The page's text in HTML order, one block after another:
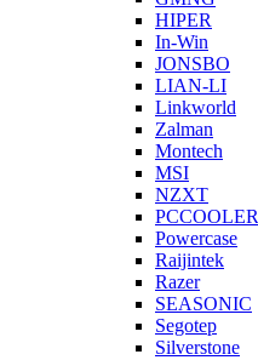
HIPER
In-Win
JONSBO
LIAN-LI
Linkworld
Zalman
Montech
MSI
NZXT
PCCOOLER
Powercase
Raijintek
Razer
SEASONIC
Segotep
Silverstone